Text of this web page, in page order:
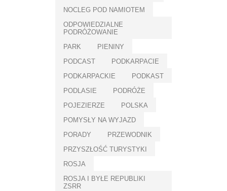
NOCLEG POD NAMIOTEM
ODPOWIEDZIALNE
PODRÓŻOWANIE
PARK
PIENINY
PODCAST
PODKARPACIE
PODKARPACKIE
PODKAST
PODLASIE
PODRÓŻE
POJEZIERZE
POLSKA
POMYSŁY NA WYJAZD
PORADY
PRZEWODNIK
PRZYSZŁOŚĆ TURYSTYKI
ROSJA
ROSJA I BYŁE REPUBLIKI
ZSRR